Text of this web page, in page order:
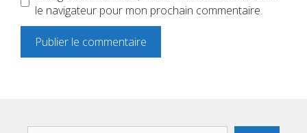
le navigateur pour mon prochain commentaire.